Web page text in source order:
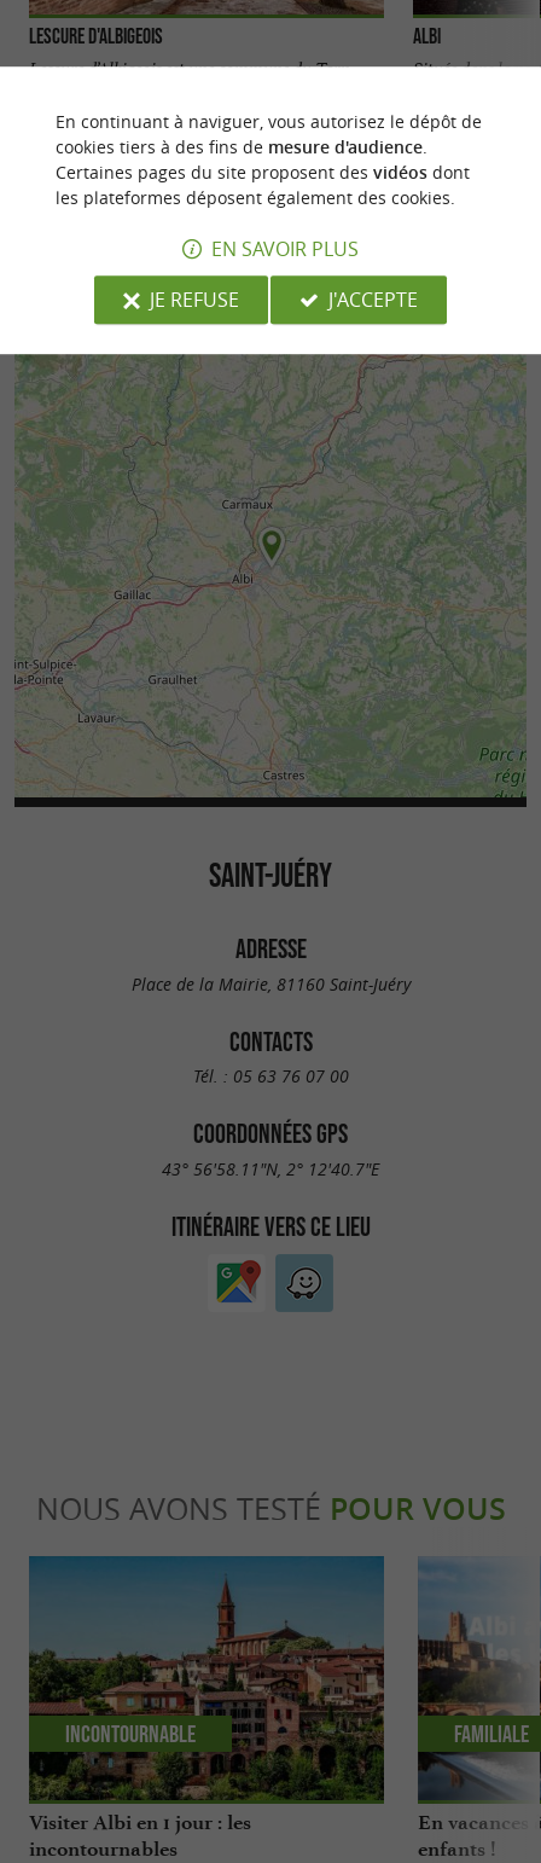
Lescure d'Albigeois
Lescure d’Albigeois est une commune du Tarn,
culturel ainsi que ...
3,2 km - Lescure-d'Albigeois
Albi
Située dans la
...
5,8 km -
SAINT-JUÉRY
ADRESSE
Place de la Mairie, 81160 Saint-Juéry
CONTACTS
Tél. : 05 63 76 07 00
COORDONNÉES GPS
43° 56'58.11"N, 2° 12'40.7"E
ITINÉRAIRE VERS CE LIEU
NOUS AVONS TESTÉ POUR VOUS
Visiter Albi en 1 jour : les
incontournables
Incontournable
En vacances
enfants !
Familiale
En continuant à naviguer, vous autorisez le dépôt de
cookies tiers à des fins de mesure d'audience.
Certaines pages du site proposent des vidéosdont
les plateformes déposent également des cookies.
EN SAVOIR PLUS
JE REFUSE
J'ACCEPTE